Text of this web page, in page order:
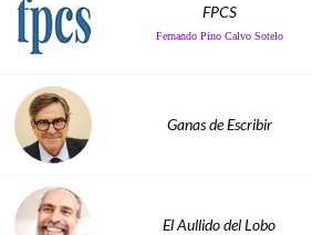
FPCS
Fernando Pino Calvo Sotelo
Ganas de Escribir
El Aullido del Lobo